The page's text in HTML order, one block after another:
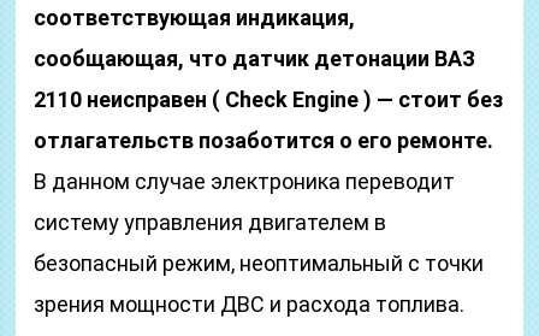
соответствующая индикация,
сообщающая, что датчик детонации ВАЗ
2110 неисправен ( Check Engine ) — стоит без
отлагательств позаботится о его ремонте.
В данном случае электроника переводит
систему управления двигателем в
безопасный режим, неоптимальный с точки
зрения мощности ДВС и расхода топлива.